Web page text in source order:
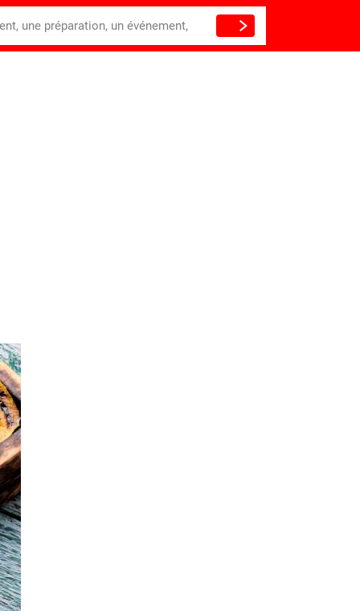
une préparation, un événement,